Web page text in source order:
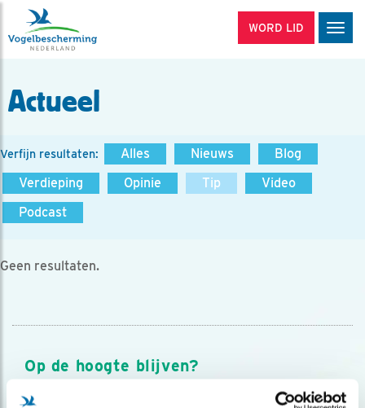
WORD LID
Actueel
Verfijn resultaten: Alles Nieuws
Blog
Verdieping
Opinie Tip
Video
Podcast
Geen resultaten.
Op de hoogte blijven?
Meld je aan en ontvang nieuws, inspiratie, acties en tips